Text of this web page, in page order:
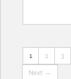
1 2 3
Next →